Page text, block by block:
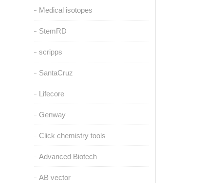
Medical isotopes
StemRD
scripps
SantaCruz
Lifecore
Genway
Click chemistry tools
Advanced Biotech
AB vector